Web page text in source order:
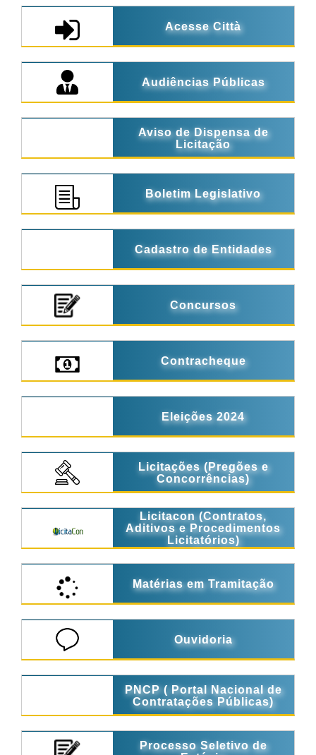
Acesse Città
Audiências Públicas
Aviso de Dispensa de
Licitação
Boletim Legislativo
Cadastro de Entidades
Concursos
Contracheque
Eleições 2024
Licitações (Pregões e
Concorrências)
Licitacon (Contratos,
Aditivos e Procedimentos
Licitatórios)
Matérias em Tramitação
Ouvidoria
PNCP ( Portal Nacional de
Contratações Públicas)
Processo Seletivo de